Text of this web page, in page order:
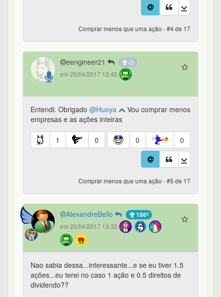
Comprar menos que uma ação - #4 de 17
eengineer21
em 20/04/2017 12:45
Entendi. Obrigado @Huoya
Vou comprar menos
empresas e as ações inteiras
1 0 0 0
Comprar menos que uma ação - #5 de 17
AlexandreBello 186º
em 20/04/2017 13:32
Nao sabia dessa...interessante...e se eu tiver 1.5
ações...eu terei no caso 1 ação e 0.5 direitos de
dividendo??